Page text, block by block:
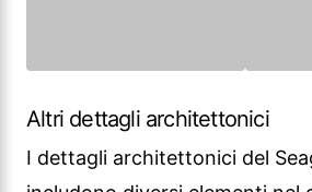
paesaggio e gli spazi aperti
completano l’integrità
dell’edificio.